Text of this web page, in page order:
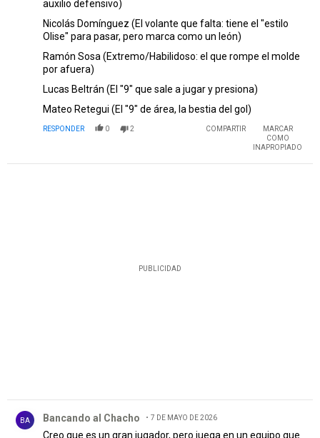
auxilio defensivo)
Nicolás Domínguez (El volante que falta: tiene el "estilo
Olise" para pasar, pero marca como un león)
Ramón Sosa (Extremo/Habilidoso: el que rompe el molde
por afuera)
Lucas Beltrán (El "9" que sale a jugar y presiona)
Mateo Retegui (El "9" de área, la bestia del gol)
RESPONDER 0 2 COMPARTIR
MARCAR
COMO
INAPROPIADO
PUBLICIDAD
BA Bancando al Chacho 7 DE MAYO DE 2026
Creo que es un gran jugador, pero juega en un equipo que